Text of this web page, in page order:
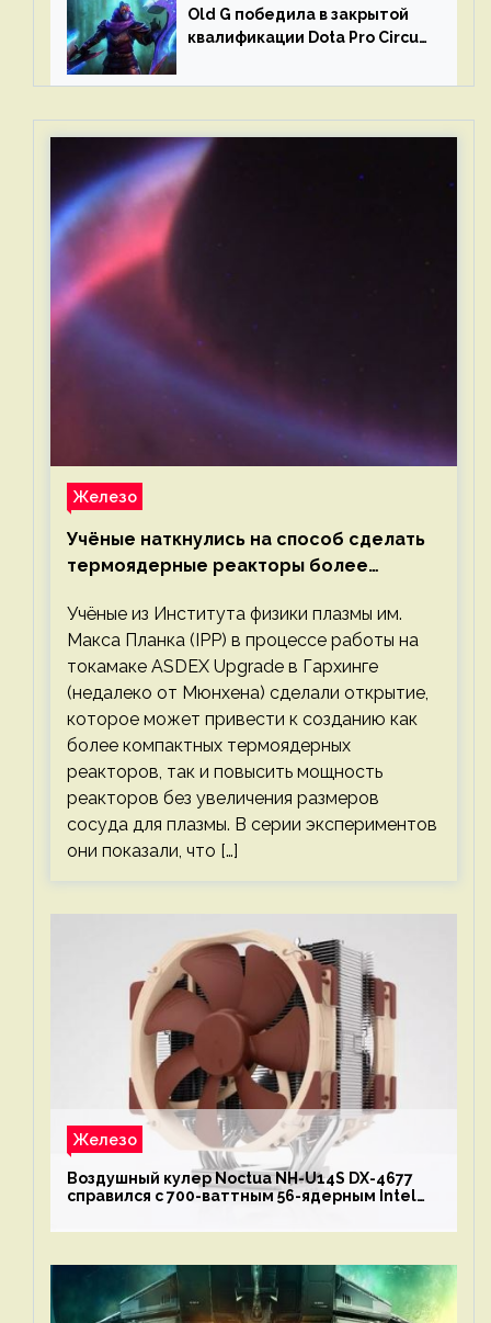
Old G победила в закрытой
квалификации Dota Pro Circuit
Железо
Учёные наткнулись на способ сделать
термоядерные реакторы более
Учёные из Института физики плазмы им.
Макса Планка (IPP) в процессе работы на
токамаке ASDEX Upgrade в Гархинге
(недалеко от Мюнхена) сделали открытие,
которое может привести к созданию как
более компактных термоядерных
реакторов, так и повысить мощность
реакторов без увеличения размеров
сосуда для плазмы. В серии экспериментов
они показали, что […]
Железо
Воздушный кулер Noctua NH-U14S DX-4677
справился с 700-ваттным 56-ядерным Intel